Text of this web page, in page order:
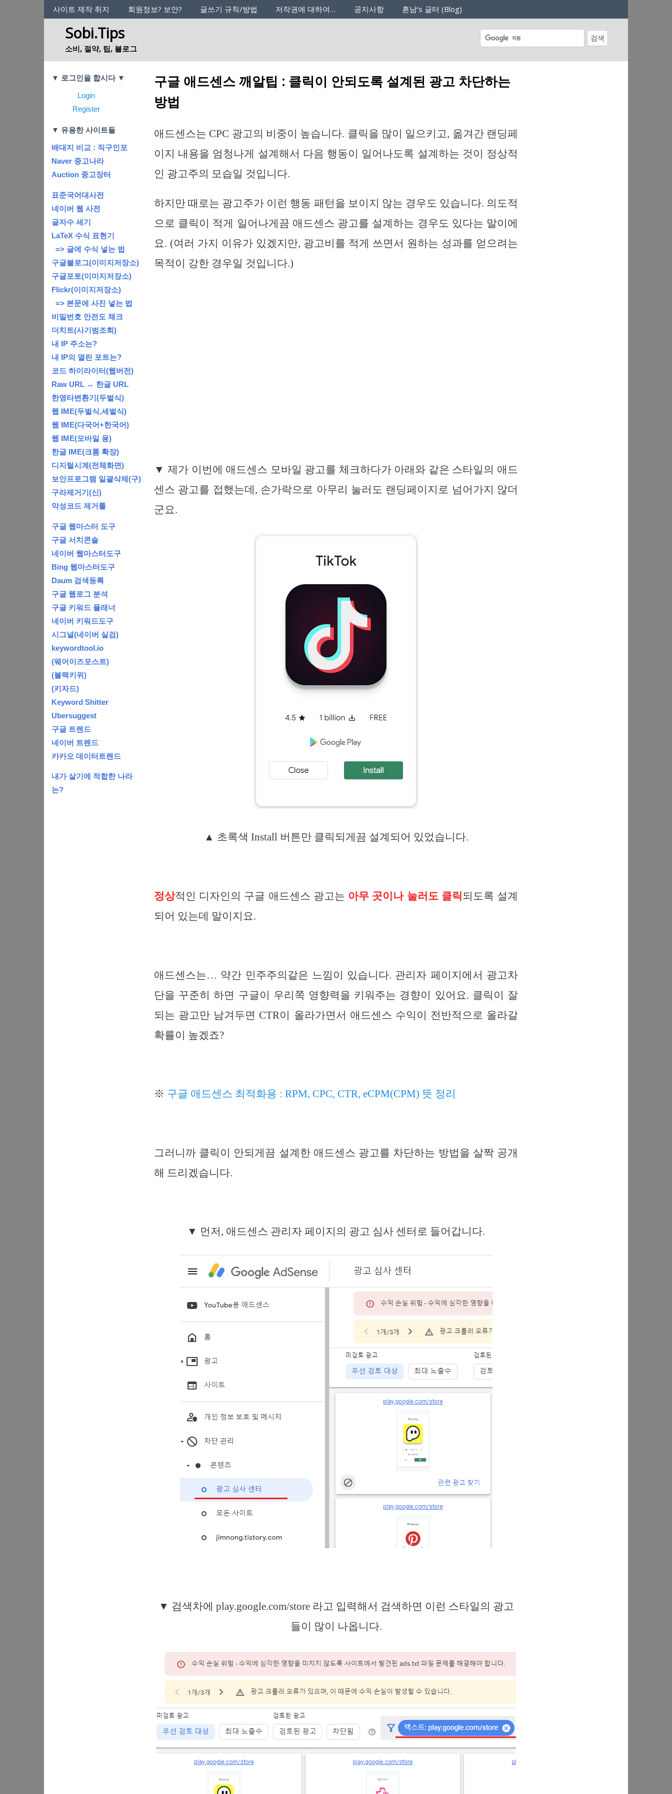
사이트의 정체성
사이트 제작 취지 회원정보? 보안? 글쓰기 규칙/방법 저작권에 대하여… 공지사항 흔남’s 글터 (Blog)
Sobi.Tips
소비, 절약, 팁, 블로그
Categories
구글 애드센스 깨알팁 : 클릭이 안되도록 설계된 광고 차단하는
방법
애드센스는 CPC 광고의 비중이 높습니다. 클릭을 많이 일으키고, 옮겨간 랜딩페
이지 내용을 엄청나게 설계해서 다음 행동이 일어나도록 설계하는 것이 정상적
인 광고주의 모습일 것입니다.
하지만 때로는 광고주가 이런 행동 패턴을 보이지 않는 경우도 있습니다. 의도적
으로 클릭이 적게 일어나게끔 애드센스 광고를 설계하는 경우도 있다는 말이에
요. (여러 가지 이유가 있겠지만, 광고비를 적게 쓰면서 원하는 성과를 얻으려는
목적이 강한 경우일 것입니다.)
▼ 제가 이번에 애드센스 모바일 광고를 체크하다가 아래와 같은 스타일의 애드
센스 광고를 접했는데, 손가락으로 아무리 눌러도 랜딩페이지로 넘어가지 않더
군요.
▲ 초록색 Install 버튼만 클릭되게끔 설계되어 있었습니다.
정상적인 디자인의 구글 애드센스 광고는 아무 곳이나 눌러도 클릭 되도록 설계
되어 있는데 말이지요.
애드센스는… 약간 민주주의같은 느낌이 있습니다. 관리자 페이지에서 광고차
단을 꾸준히 하면 구글이 우리쪽 영향력을 키워주는 경향이 있어요. 클릭이 잘
되는 광고만 남겨두면 CTR이 올라가면서 애드센스 수익이 전반적으로 올라갈
확률이 높겠죠?
※ 구글 애드센스 최적화용 : RPM, CPC, CTR, eCPM(CPM) 뜻 정리
그러니까 클릭이 안되게끔 설계한 애드센스 광고를 차단하는 방법을 살짝 공개
해 드리겠습니다.
▼ 먼저, 애드센스 관리자 페이지의 광고 심사 센터로 들어갑니다.
▼ 검색차에 play.google.com/store 라고 입력해서 검색하면 이런 스타일의 광고
들이 많이 나옵니다.
▼ 로그인을 합시다 ▼
Login
Register
▼ 유용한 사이트들
배대지 비교 : 직구인포
Naver 중고나라
Auction 중고장터
표준국어대사전
네이버 웹 사전
글자수 세기
LaTeX 수식 표현기
=> 글에 수식 넣는 법
구글블로그(이미지저장소)
구글포토(이미지저장소)
Flickr(이미지저장소)
=> 본문에 사진 넣는 법
비밀번호 안전도 체크
더치트(사기범조회)
내 IP 주소는?
내 IP의 열린 포트는?
코드 하이라이터(웹버전)
Raw URL ↔ 한글 URL
한영타변환기(두벌식)
웹 IME(두벌식,세벌식)
웹 IME(다국어+한국어)
웹 IME(모바일 용)
한글 IME(크롬 확장)
디지털시계(전체화면)
보안프로그램 일괄삭제(구)
구라제거기(신)
악성코드 제거툴
구글 웹마스터 도구
구글 서치콘솔
네이버 웹마스터도구
Bing 웹마스터도구
Daum 검색등록
구글 웹로그 분석
구글 키워드 플래너
네이버 키워드도구
시그널(네이버 실검)
keywordtool.io
(웨어이즈포스트)
(블랙키위)
(키자드)
Keyword Shitter
Ubersuggest
구글 트렌드
네이버 트렌드
카카오 데이터트렌드
내가 살기에 적합한 나라
는?